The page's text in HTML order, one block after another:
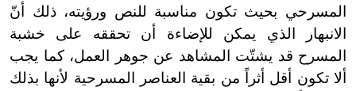
المسرحي بحيث تكون مناسبة للنص ورؤيته، ذلك أنّ
الانبهار الذي يمكن للإضاءة أن تحققه على خشبة
المسرح قد يشتّت المشاهد عن جوهر العمل، كما يجب
ألا تكون أقل أثراً من بقية العناصر المسرحية لأنها بذلك